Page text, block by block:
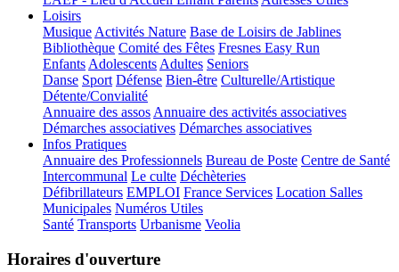
Loisirs
Musique Activités Nature Base de Loisirs de Jablines
Bibliothèque Comité des Fêtes Fresnes Easy Run
Enfants Adolescents Adultes Seniors
Danse Sport Défense Bien-être Culturelle/Artistique
Détente/Convialité
Annuaire des assos Annuaire des activités associatives
Démarches associatives Démarches associatives
Infos Pratiques
Annuaire des Professionnels Bureau de Poste Centre de Santé
Intercommunal Le culte Déchèteries
Défibrillateurs EMPLOI France Services Location Salles
Municipales Numéros Utiles
Santé Transports Urbanisme Veolia
Horaires d'ouverture